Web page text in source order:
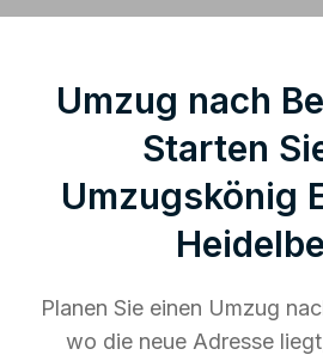
Umzug nach
Starten
Umzugskönig
Planen Sie einen Umzug
wo die neue Adresse